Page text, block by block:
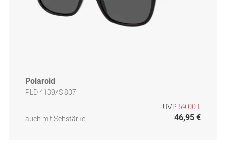
Polaroid
PLD 4139/S 807
auch mit Sehstärke
UVP 59,00 €
46,95 €